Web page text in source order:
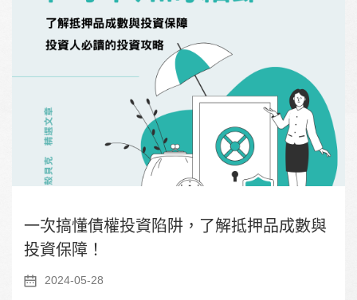
一次搞懂債權投資陷阱，了解抵押品成數與
投資保障！
2024-05-28